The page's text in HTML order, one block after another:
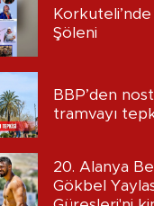
Şöleni
BBP’den
tramvayı
20. Alanya
Gökbel